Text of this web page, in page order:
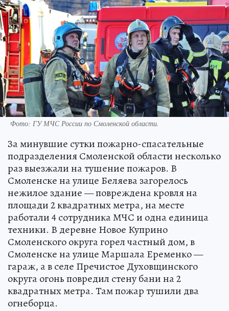
Фото: ГУ МЧС России по Смоленской области.
За минувшие сутки пожарно-спасательные
подразделения Смоленской области несколько
раз выезжали на тушение пожаров. В
Смоленске на улице Беляева загорелось
нежилое здание — повреждена кровля на
площади 2 квадратных метра, на месте
работали 4 сотрудника МЧС и одна единица
техники. В деревне Новое Куприно
Смоленского округа горел частный дом, в
Смоленске на улице Маршала Еременко —
гараж, а в селе Пречистое Духовщинского
округа огонь повредил стену бани на 2
квадратных метра. Там пожар тушили два
огнеборца.